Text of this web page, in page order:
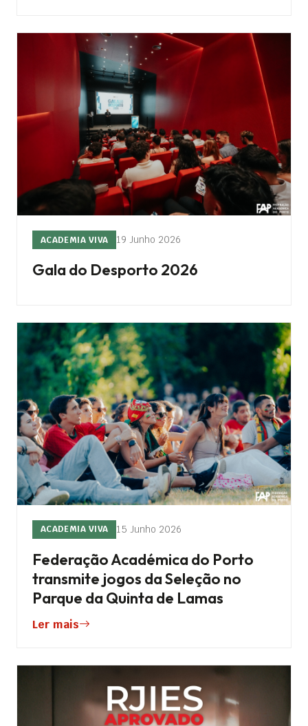
ACADEMIA VIVA 19 Junho 2026
Gala do Desporto 2026
ACADEMIA VIVA 15 Junho 2026
Federação Académica do Porto
transmite jogos da Seleção no
Parque da Quinta de Lamas
Ler mais